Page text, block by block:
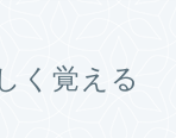
く覚える